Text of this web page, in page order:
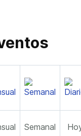
Semanal